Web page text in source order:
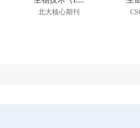
北大核心期刊